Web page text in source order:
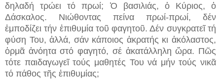
δηλαδή τρώει τό πρωί; Ὁ βασιλιάς, ὁ Κύριος, ὁ
Δάσκαλος. Νιώθοντας πείνα πρωί-πρωί, δέν
ἐμποδίζει τήν ἐπιθυμία τοῦ φαγητοῦ. Δέν συγκρατεῖ τή
φύση Του, ἀλλά, σάν κάποιος ἀκρατής κι ἀκόλαστος,
ὁρμᾶ ἀνόητα στό φαγητό, σέ ἀκατάλληλη ὥρα. Πῶς
τότε παιδαγωγεῖ τούς μαθητές Του νά μήν τούς νικᾶ
τό πάθος τῆς ἐπιθυμίας;